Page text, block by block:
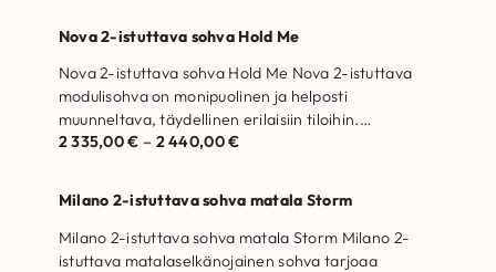
Nova 2-istuttava sohva Hold Me
Nova 2-istuttava sohva Hold Me Nova 2-istuttava
modulisohva on monipuolinen ja helposti
muunneltava, täydellinen erilaisiin tiloihin.
Valmistettu Suomessa. Runkorakenne on…
2 335,00€ – 2 440,00€
Milano 2-istuttava sohva matala Storm
Milano 2-istuttava sohva matala Storm Milano 2-
istuttava matalaselkänojainen sohva tarjoaa